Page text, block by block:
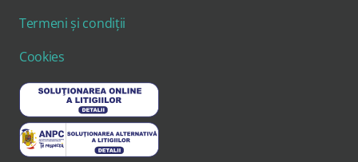
Termeni și condiții
Cookies